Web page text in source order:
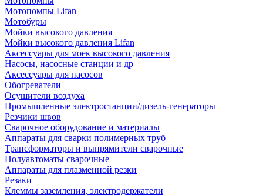
Мотопомпы Lifan
Мотобуры
Мойки высокого давления
Мойки высокого давления Lifan
Аксессуары для моек высокого давления
Насосы, насосные станции и др
Аксессуары для насосов
Обогреватели
Осушители воздуха
Промышленные электростанции/дизель-генераторы
Резчики швов
Сварочное оборудование и материалы
Аппараты для сварки полимерных труб
Трансформаторы и выпрямители сварочные
Полуавтоматы сварочные
Аппараты для плазменной резки
Резаки
Клеммы заземления, электродержатели